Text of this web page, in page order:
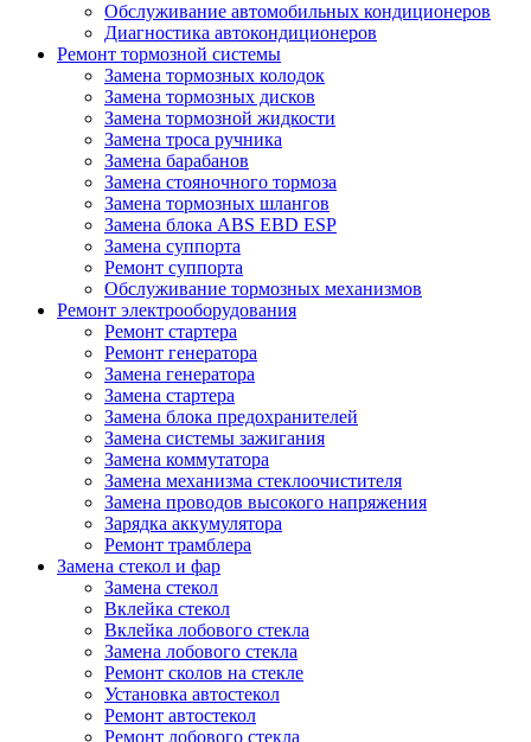
Обслуживание автомобильных кондиционеров
Диагностика автокондиционеров
Ремонт тормозной системы
Замена тормозных колодок
Замена тормозных дисков
Замена тормозной жидкости
Замена троса ручника
Замена барабанов
Замена стояночного тормоза
Замена тормозных шлангов
Замена блока ABS EBD ESP
Замена суппорта
Ремонт суппорта
Обслуживание тормозных механизмов
Ремонт электрооборудования
Ремонт стартера
Ремонт генератора
Замена генератора
Замена стартера
Замена блока предохранителей
Замена системы зажигания
Замена коммутатора
Замена механизма стеклоочистителя
Замена проводов высокого напряжения
Зарядка аккумулятора
Ремонт трамблера
Замена стекол и фар
Замена стекол
Вклейка стекол
Вклейка лобового стекла
Замена лобового стекла
Ремонт сколов на стекле
Установка автостекол
Ремонт автостекол
Ремонт лобового стекла